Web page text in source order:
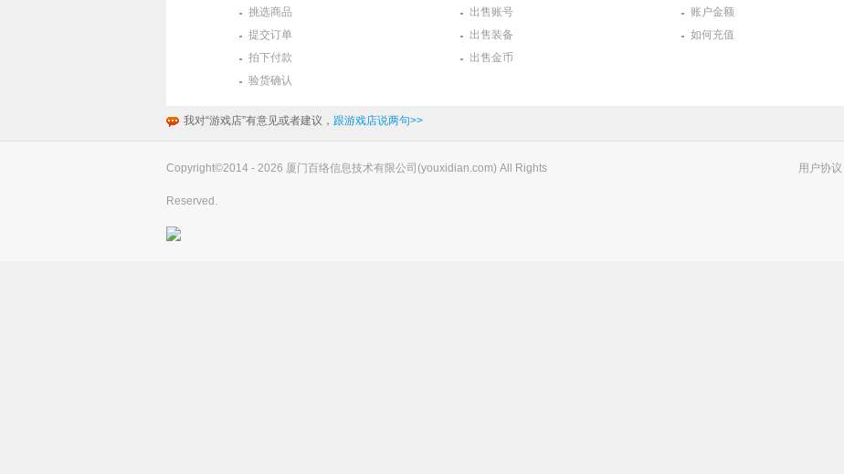
挑选商品
提交订单
拍下付款
验货确认
出售账号
出售装备
出售金币
账户金额
如何充值
我对“游戏店”有意见或者建议， 跟游戏店说两句>>
Copyright©2014 - 2026 厦门百络信息技术有限公司(youxidian.com) All Rights
Reserved.
用户协议